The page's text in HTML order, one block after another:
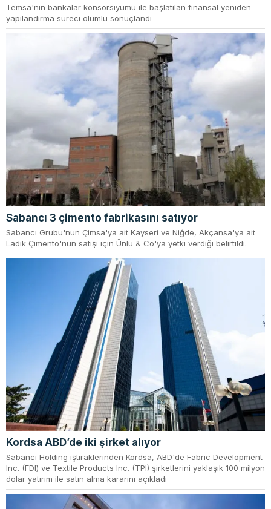
Temsa'nın bankalar konsorsiyumu ile başlatılan finansal yeniden
yapılandırma süreci olumlu sonuçlandı
Sabancı 3 çimento fabrikasını satıyor
Sabancı Grubu'nun Çimsa'ya ait Kayseri ve Niğde, Akçansa'ya ait
Ladik Çimento'nun satışı için Ünlü & Co'ya yetki verdiği belirtildi.
Kordsa ABD’de iki şirket alıyor
Sabancı Holding iştiraklerinden Kordsa, ABD'de Fabric Development
Inc. (FDI) ve Textile Products Inc. (TPI) şirketlerini yaklaşık 100 milyon
dolar yatırım ile satın alma kararını açıkladı